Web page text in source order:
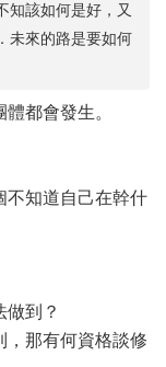
知該如何是好，又
未來的路是要如何
都會發生。
不知道自己在幹什
到？
，那有何資格談修